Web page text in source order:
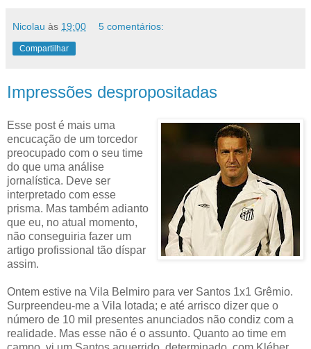
Nicolau às 19:00 5 comentários:
Compartilhar
Impressões despropositadas
Esse post é mais uma
encucação de um torcedor
preocupado com o seu time
do que uma análise
jornalística. Deve ser
interpretado com esse
prisma. Mas também adianto
que eu, no atual momento,
não conseguiria fazer um
artigo profissional tão díspar
assim.
Ontem estive na Vila Belmiro para ver Santos 1x1 Grêmio.
Surpreendeu-me a Vila lotada; e até arrisco dizer que o
número de 10 mil presentes anunciados não condiz com a
realidade. Mas esse não é o assunto. Quanto ao time em